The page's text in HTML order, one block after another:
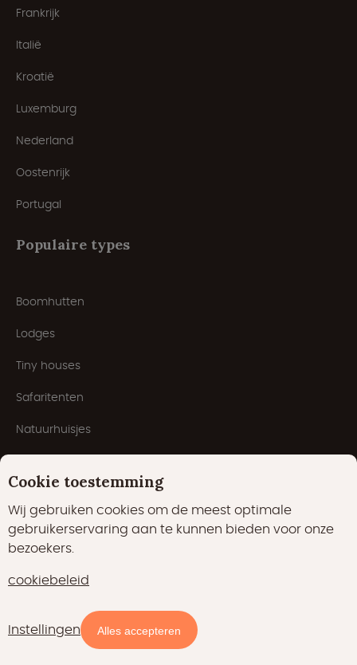
Frankrijk
Italië
Kroatië
Luxemburg
Nederland
Oostenrijk
Portugal
Populaire types
Boomhutten
Lodges
Tiny houses
Safaritenten
Natuurhuisjes
Havenlodges
Pods
Domes
Populaire thema's
Cookie toestemming
Wij gebruiken cookies om de meest optimale
gebruikerservaring aan te kunnen bieden voor onze
bezoekers.
cookiebeleid
Instellingen Alles accepteren